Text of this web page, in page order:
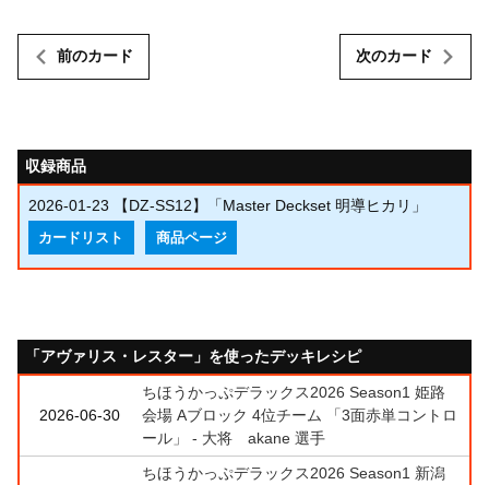
前のカード 次のカード
収録商品
2026-01-23 【DZ-SS12】「Master Deckset 明導ヒカリ」
カードリスト 商品ページ
「アヴァリス・レスター」を使ったデッキレシピ
2026-06-30
ちほうかっぷデラックス2026 Season1 姫路
会場 Aブロック 4位チーム 「3面赤単コントロ
ール」 - 大将 akane 選手
ちほうかっぷデラックス2026 Season1 新潟